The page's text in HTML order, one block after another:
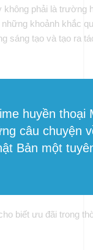
phải là
khoảnh khắc
sáng tạo và tạo ra
huyền thoại
câu chuyện
Bản một
biết ưu đãi trong